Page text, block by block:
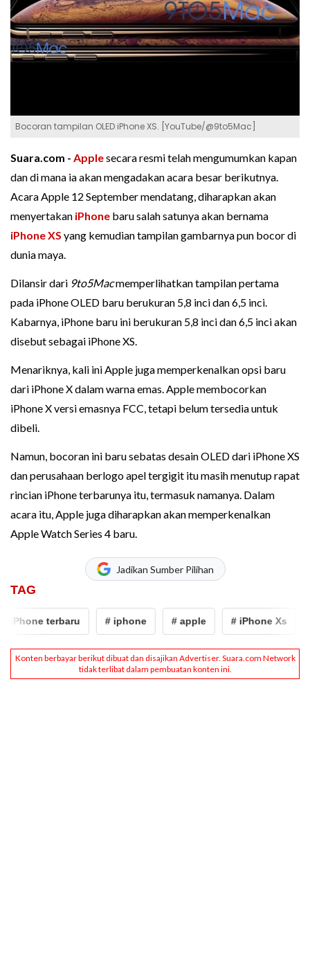
Bocoran tampilan OLED iPhone XS. [YouTube/@9to5Mac]
Suara.com - Applesecara resmi telah mengumumkan kapan
dan di mana ia akan mengadakan acara besar berikutnya.
Acara Apple 12 September mendatang, diharapkan akan
menyertakan iPhone baru salah satunya akan bernama
iPhone XS yang kemudian tampilan gambarnya pun bocor di
dunia maya.
Dilansir dari 9to5Macmemperlihatkan tampilan pertama
pada iPhone OLED baru berukuran 5,8 inci dan 6,5 inci.
Kabarnya, iPhone baru ini berukuran 5,8 inci dan 6,5 inci akan
disebut sebagai iPhone XS.
Menariknya, kali ini Apple juga memperkenalkan opsi baru
dari iPhone X dalam warna emas. Apple membocorkan
iPhone X versi emasnya FCC, tetapi belum tersedia untuk
dibeli.
Namun, bocoran ini baru sebatas desain OLED dari iPhone XS
dan perusahaan berlogo apel tergigit itu masih menutup rapat
rincian iPhone terbarunya itu, termasuk namanya. Dalam
acara itu, Apple juga diharapkan akan memperkenalkan
Apple Watch Series 4 baru.
Jadikan Sumber Pilihan
TAG
iPhone terbaru # iphone # apple # iPhone Xs